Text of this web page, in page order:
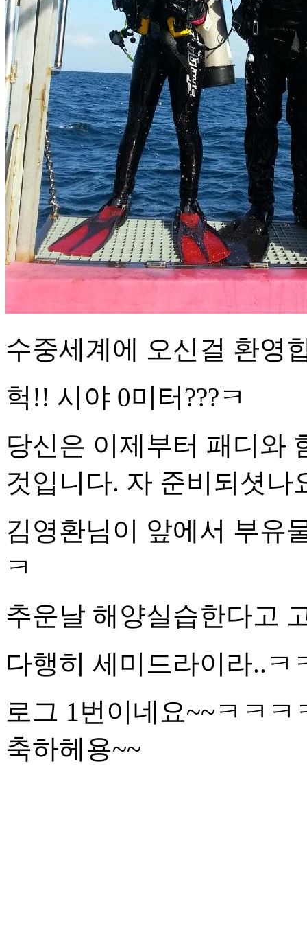
수중세계에 오신걸 환영
헉!! 시야 0미터???ㅋ
당신은 이제부터 패디와
것입니다. 자 준비되셧나
김영환님이 앞에서 부유
ㅋ
추운날 해양실습한다고
다행히 세미드라이라..ㅋ
로그 1번이네요~~ㅋㅋ
축하헤용~~